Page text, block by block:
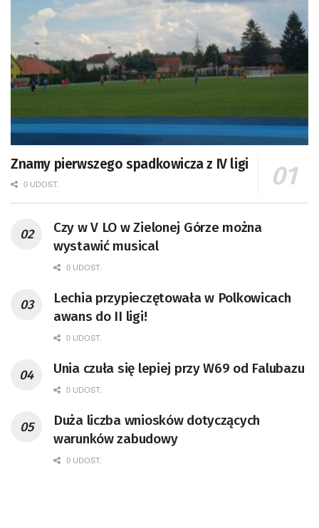
Znamy pierwszego spadkowicza z IV ligi
0 UDOST.
Czy w V LO w Zielonej Górze można
wystawić musical
0 UDOST.
Lechia przypieczętowała w Polkowicach
awans do II ligi!
0 UDOST.
Unia czuła się lepiej przy W69 od Falubazu
0 UDOST.
Duża liczba wniosków dotyczących
warunków zabudowy
0 UDOST.